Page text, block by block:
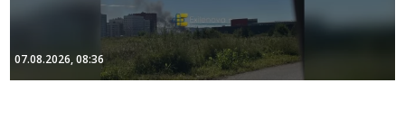
07.08.2026, 08:36